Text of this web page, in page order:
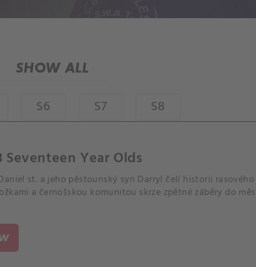
SHOW ALL
S6 S7 S8
Seventeen Year Olds
st. a jeho pěstounský syn Darryl čelí historii
a černošskou komunitou skrze zpětné záběry do